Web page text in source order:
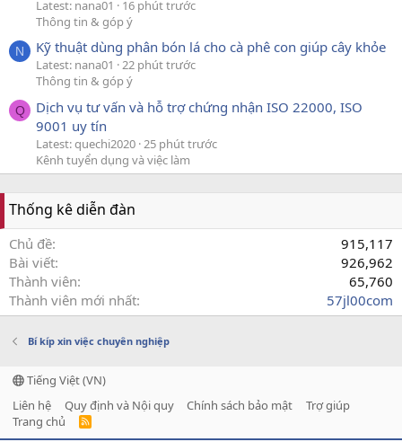
Latest: nana01
16 phút trước
Thông tin & góp ý
N Kỹ thuật dùng phân bón lá cho cà phê con giúp cây khỏe
Latest: nana01
22 phút trước
Thông tin & góp ý
Q
Dịch vụ tư vấn và hỗ trợ chứng nhận ISO 22000, ISO
9001 uy tín
Latest: quechi2020 25 phút trước
Kênh tuyển dụng và việc làm
Thống kê diễn đàn
Chủ đề
915,117
Bài viết
926,962
Thành viên
65,760
Thành viên mới nhất
57jl00com
Bí kíp xin việc chuyên nghiệp
Tiếng Việt (VN)
Liên hệ
Quy định và Nội quy Chính sách bảo mật
Trợ giúp
Trang chủ
R